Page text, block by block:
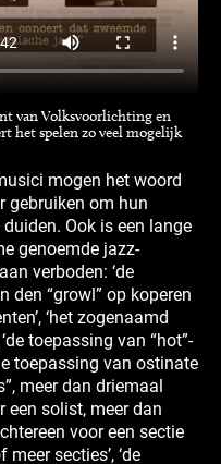
van Volksvoorlichting en
het spelen zo veel mogelijk
mogen het woord
gebruiken om hun
Ook is een lange
genoemde jazz-
verboden: ‘de
den “growl” op koperen
‘het zogenaamd
‘de toepassing van “hot”-
toepassing van ostinate
meer dan driemaal
een solist, meer dan
voor een sectie
secties’, ‘de